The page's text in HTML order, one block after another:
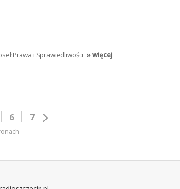
Prawa i Sprawiedliwości » więcej
6 7